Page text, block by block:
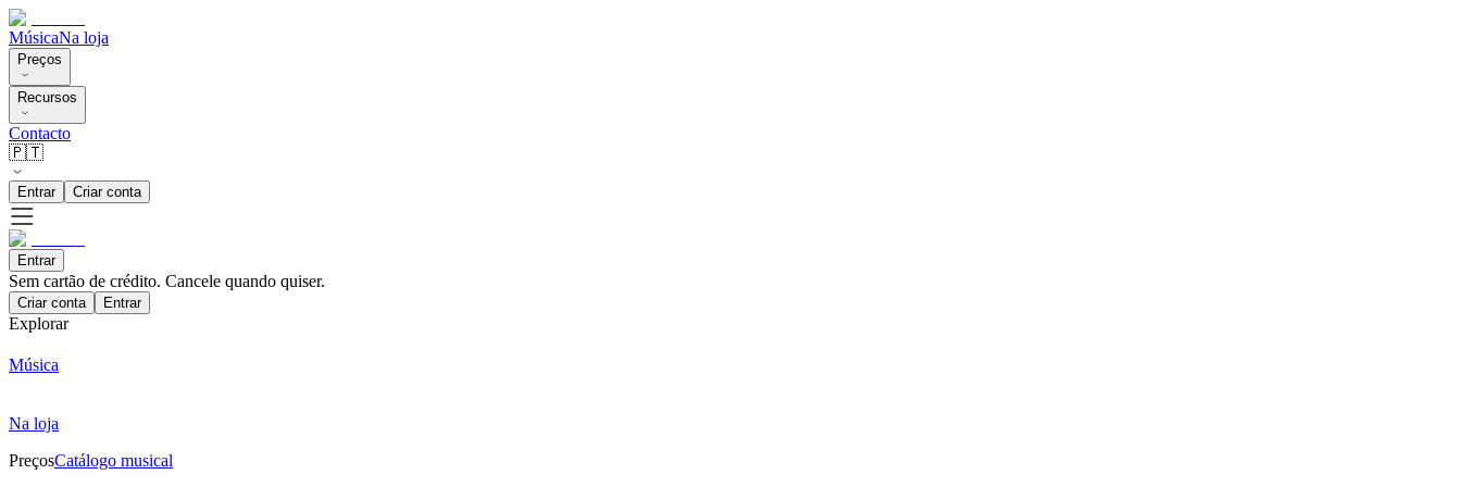
MúsicaNa loja
Preços
Recursos
Contacto
🇵🇹
Entrar Criar conta
Entrar
Sem cartão de crédito. Cancele quando quiser.
Criar conta Entrar
Explorar
Música
Na loja
PreçosCatálogo musical